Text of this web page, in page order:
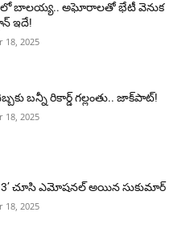
బాలయ్య.. అఘోరాలతో భేటీ వెనుక
ఇదే!
18, 2025
బన్నీ రికార్డ్ గల్లంతు.. జాక్‌పాట్!
18, 2025
3’ చూసి ఎమోషనల్ అయిన సుకుమార్
18, 2025